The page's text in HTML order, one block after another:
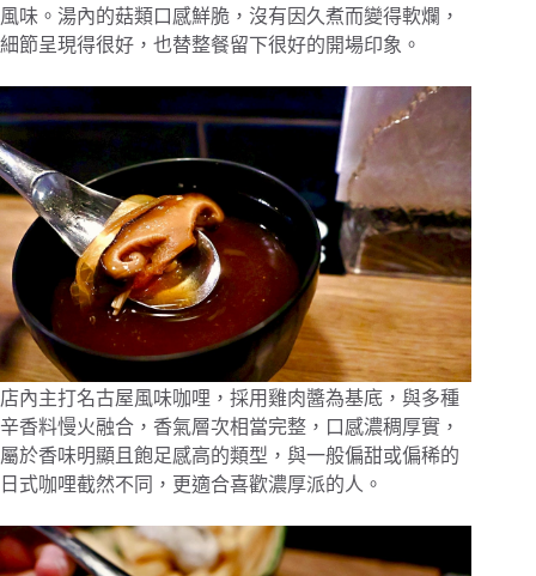
風味。湯內的菇類口感鮮脆，沒有因久煮而變得軟爛，
細節呈現得很好，也替整餐留下很好的開場印象。
店內主打名古屋風味咖哩，採用雞肉醬為基底，與多種
辛香料慢火融合，香氣層次相當完整，口感濃稠厚實，
屬於香味明顯且飽足感高的類型，與一般偏甜或偏稀的
日式咖哩截然不同，更適合喜歡濃厚派的人。